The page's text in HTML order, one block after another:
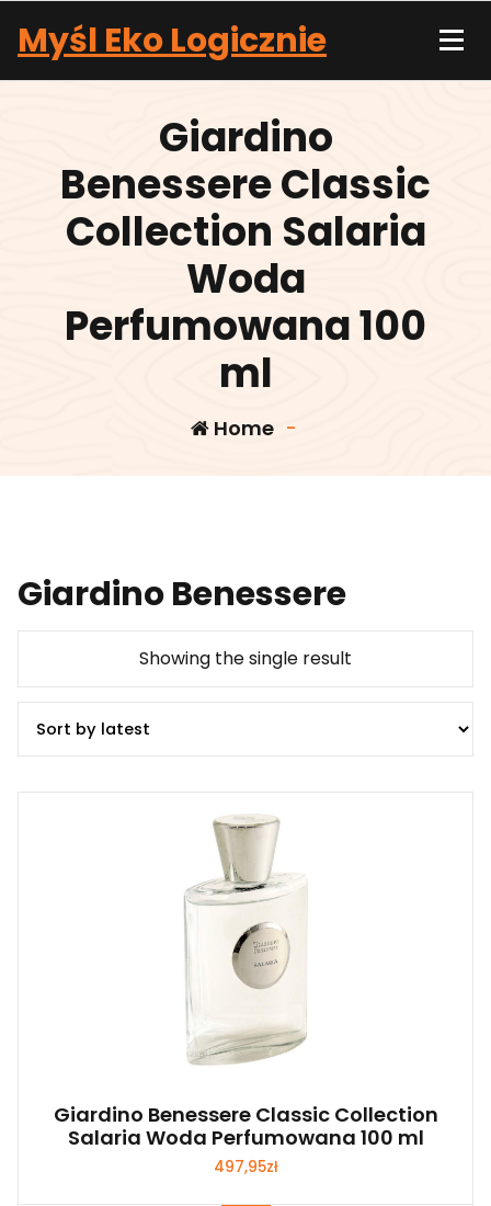
content
Myśl Eko Logicznie
Giardino
Benessere Classic
Collection Salaria
Woda
Perfumowana 100
ml
Home -
Giardino Benessere
Showing the single result
Giardino Benessere Classic Collection
Salaria Woda Perfumowana 100 ml
497,95zł